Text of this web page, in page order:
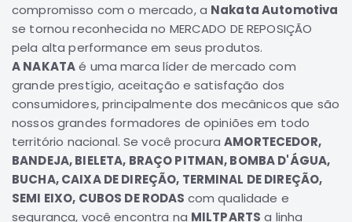
L200
GL,
GLS
e
SPORT
Motor
Suspensão
Freio
Correias
Filtros
Transmissão
compromisso com o mercado, a Nakata Automotiva
se tornou reconhecida no MERCADO DE REPOSIÇÃO
pela alta performance em seus produtos.
A NAKATAé uma marca líder de mercado com
grande prestígio, aceitação e satisfação dos
consumidores, principalmente dos mecânicos que são
nossos grandes formadores de opiniões em todo
território nacional. Se você procuraAMORTECEDOR,
BANDEJA, BIELETA, BRAÇO PITMAN, BOMBA D'ÁGUA,
BUCHA, CAIXA DE DIREÇÃO, TERMINAL DE DIREÇÃO,
SEMI EIXO, CUBOS DE RODAS com qualidade e
segurança, você encontra na MILTPARTS a linha